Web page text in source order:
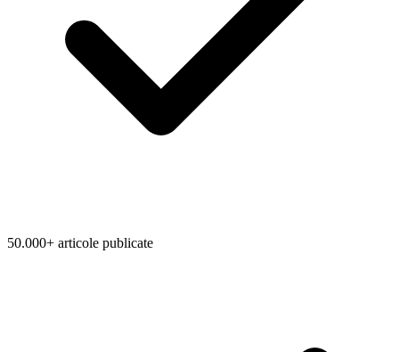
50.000+ articole publicate